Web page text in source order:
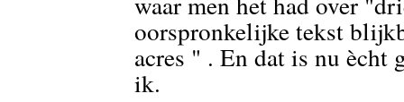
oorspronkelijke tekst
acres " . En dat is nu ècht
ik.